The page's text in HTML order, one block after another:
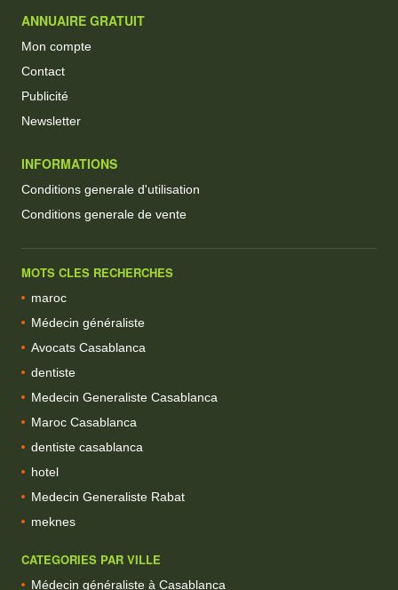
ANNUAIRE GRATUIT
Mon compte
Contact
Publicité
Newsletter
INFORMATIONS
Conditions generale d'utilisation
Conditions generale de vente
MOTS CLES RECHERCHES
maroc
Médecin généraliste
Avocats Casablanca
dentiste
Medecin Generaliste Casablanca
Maroc Casablanca
dentiste casablanca
hotel
Medecin Generaliste Rabat
meknes
CATEGORIES PAR VILLE
Médecin généraliste à Casablanca